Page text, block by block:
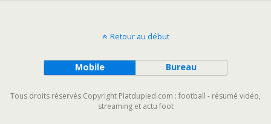
Retour au début
Mobile Bureau
Tous droits réservés Copyright Platdupied.com : football - résumé vidéo,
streaming et actu foot